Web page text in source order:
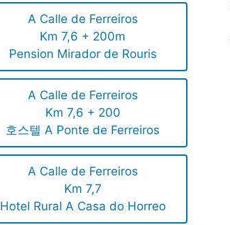
A Calle de Ferreiros
Km 7,6 + 200m
Pension Mirador de Rouris
A Calle de Ferreiros
Km 7,6 + 200
호스텔 A Ponte de Ferreiros
A Calle de Ferreiros
Km 7,7
Hotel Rural A Casa do Horreo